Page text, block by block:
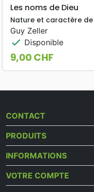
Les noms de Dieu
Nature et caractère de
Guy Zeller
check Disponible
Prix
9,00 CHF
CONTACT
PRODUITS
INFORMATIONS
VOTRE COMPTE